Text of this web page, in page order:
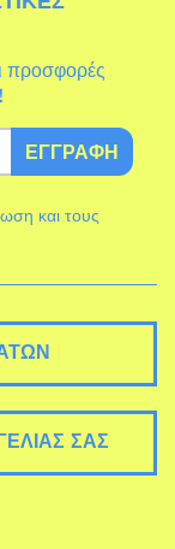
προσφορές
ΕΓΓΡΑΦΉ
και τους
ΣΑΣ